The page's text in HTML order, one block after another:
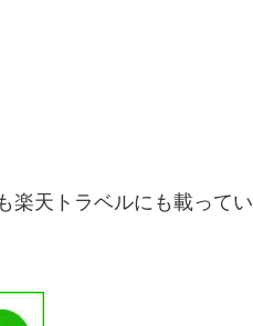
楽天トラベルにも載ってい